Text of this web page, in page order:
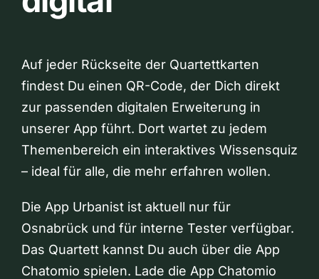
Auf jeder Rückseite der Quartettkarten
findest Du einen QR-Code, der Dich direkt
zur passenden digitalen Erweiterung in
unserer App führt. Dort wartet zu jedem
Themenbereich ein interaktives Wissensquiz
– ideal für alle, die mehr erfahren wollen.
Die App Urbanist ist aktuell nur für
Osnabrück und für interne Tester verfügbar.
Das Quartett kannst Du auch über die App
Chatomio spielen. Lade die App Chatomio